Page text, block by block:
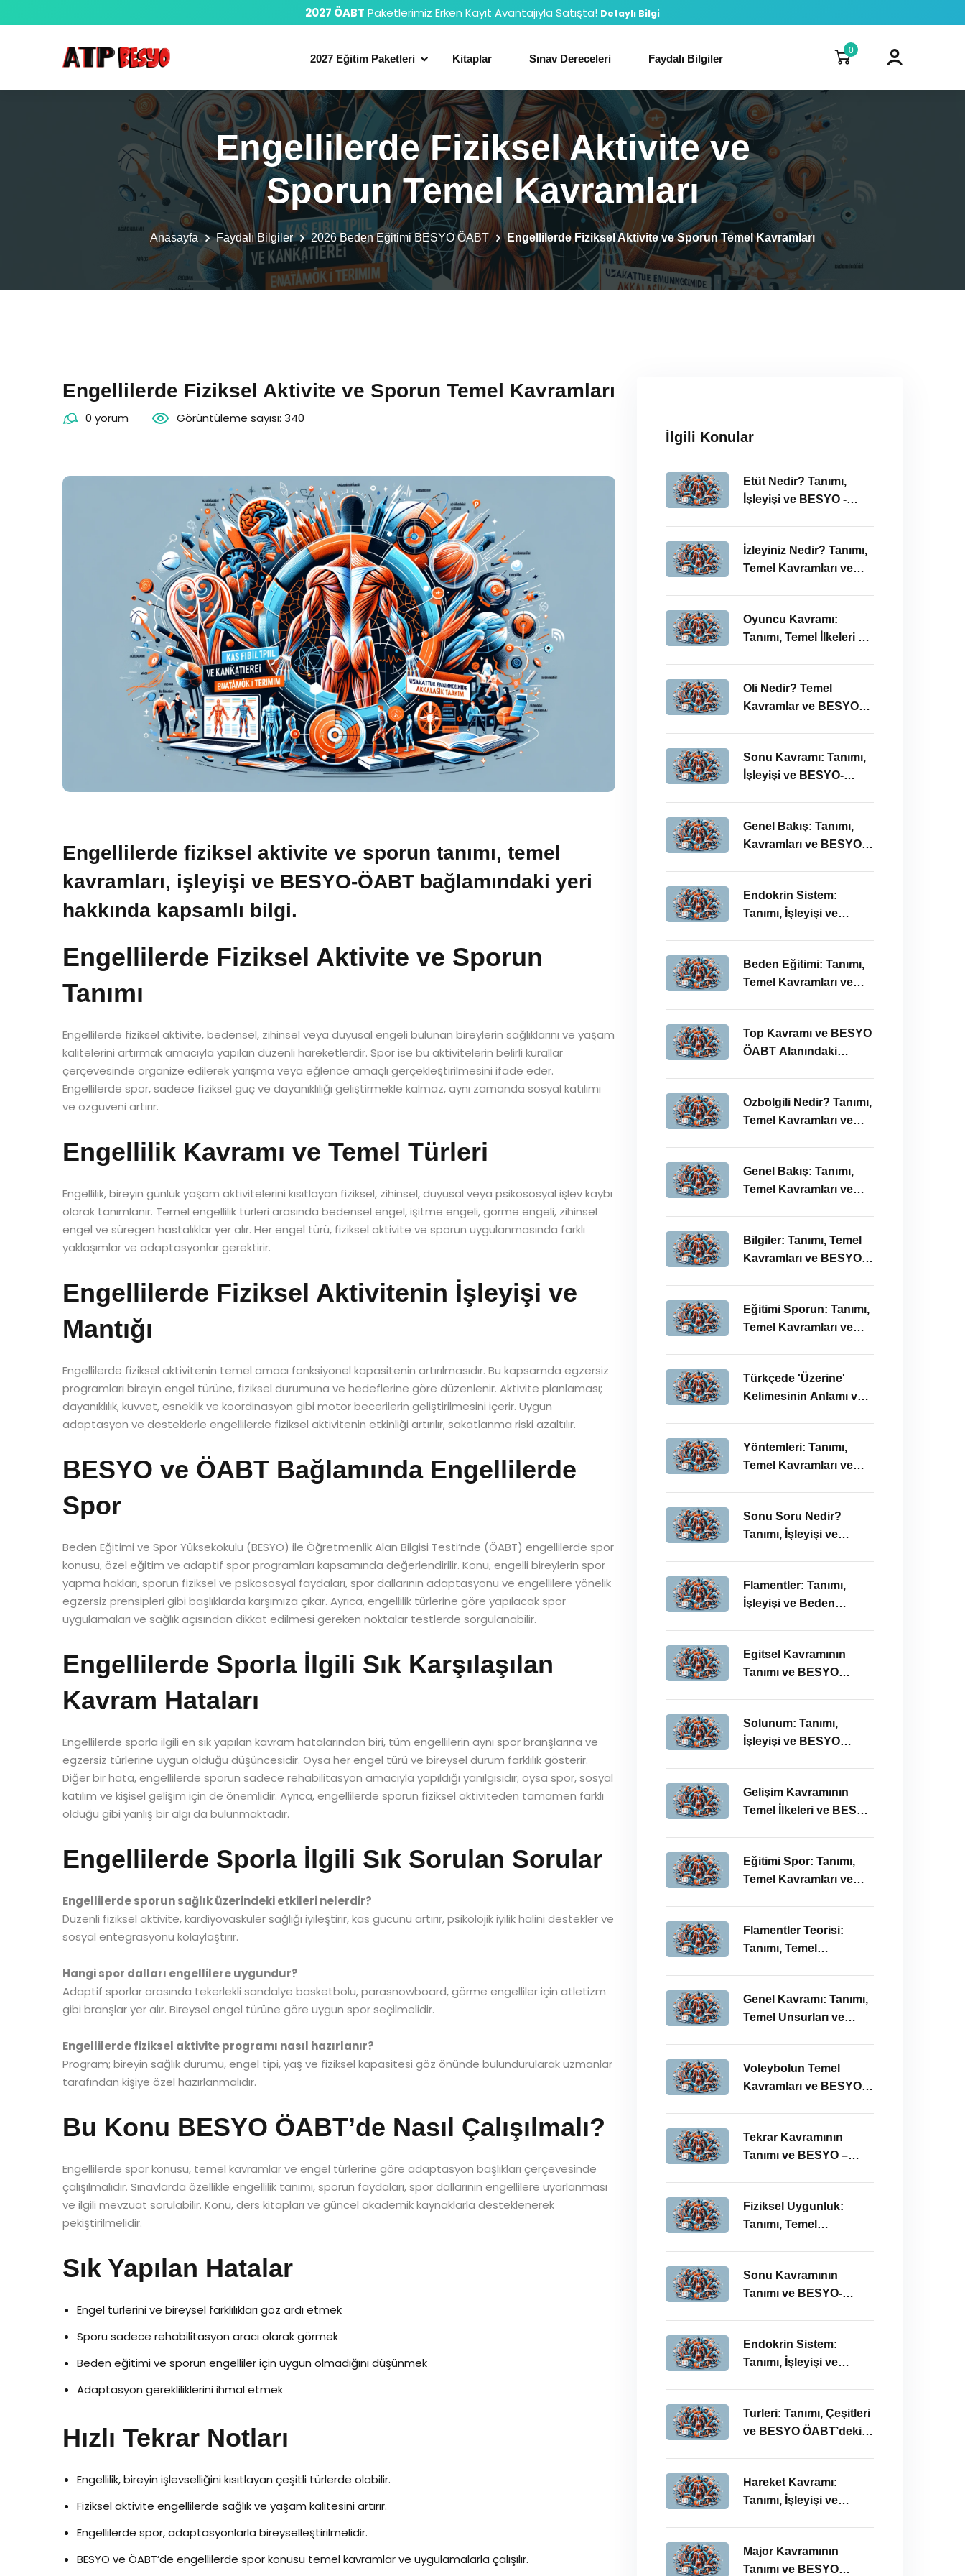
2027 ÖABT Paketlerimiz Erken Kayıt Avantajıyla Satışta! Detaylı Bilgi
2027 Eğitim Paketleri Kitaplar Sınav Dereceleri Faydalı Bilgiler
0
Engellilerde Fiziksel Aktivite ve
Sporun Temel Kavramları
Anasayfa Faydalı Bilgiler 2026 Beden Eğitimi BESYO ÖABT Engellilerde Fiziksel Aktivite ve Sporun Temel Kavramları
Engellilerde Fiziksel Aktivite ve Sporun Temel Kavramları
0 yorum Görüntüleme sayısı: 340
Engellilerde fiziksel aktivite ve sporun tanımı, temel
kavramları, işleyişi ve BESYO-ÖABT bağlamındaki yeri
hakkında kapsamlı bilgi.
Engellilerde Fiziksel Aktivite ve Sporun
Tanımı
Engellilerde fiziksel aktivite, bedensel, zihinsel veya duyusal engeli bulunan bireylerin sağlıklarını ve yaşam
kalitelerini artırmak amacıyla yapılan düzenli hareketlerdir. Spor ise bu aktivitelerin belirli kurallar
çerçevesinde organize edilerek yarışma veya eğlence amaçlı gerçekleştirilmesini ifade eder.
Engellilerde spor, sadece fiziksel güç ve dayanıklılığı geliştirmekle kalmaz, aynı zamanda sosyal katılımı
ve özgüveni artırır.
Engellilik Kavramı ve Temel Türleri
Engellilik, bireyin günlük yaşam aktivitelerini kısıtlayan fiziksel, zihinsel, duyusal veya psikososyal işlev kaybı
olarak tanımlanır. Temel engellilik türleri arasında bedensel engel, işitme engeli, görme engeli, zihinsel
engel ve süregen hastalıklar yer alır. Her engel türü, fiziksel aktivite ve sporun uygulanmasında farklı
yaklaşımlar ve adaptasyonlar gerektirir.
Engellilerde Fiziksel Aktivitenin İşleyişi ve
Mantığı
Engellilerde fiziksel aktivitenin temel amacı fonksiyonel kapasitenin artırılmasıdır. Bu kapsamda egzersiz
programları bireyin engel türüne, fiziksel durumuna ve hedeflerine göre düzenlenir. Aktivite planlaması;
dayanıklılık, kuvvet, esneklik ve koordinasyon gibi motor becerilerin geliştirilmesini içerir. Uygun
adaptasyon ve desteklerle engellilerde fiziksel aktivitenin etkinliği artırılır, sakatlanma riski azaltılır.
BESYO ve ÖABT Bağlamında Engellilerde
Spor
Beden Eğitimi ve Spor Yüksekokulu (BESYO) ile Öğretmenlik Alan Bilgisi Testi’nde (ÖABT) engellilerde spor
konusu, özel eğitim ve adaptif spor programları kapsamında değerlendirilir. Konu, engelli bireylerin spor
yapma hakları, sporun fiziksel ve psikososyal faydaları, spor dallarının adaptasyonu ve engellilere yönelik
egzersiz prensipleri gibi başlıklarda karşımıza çıkar. Ayrıca, engellilik türlerine göre yapılacak spor
uygulamaları ve sağlık açısından dikkat edilmesi gereken noktalar testlerde sorgulanabilir.
Engellilerde Sporla İlgili Sık Karşılaşılan
Kavram Hataları
Engellilerde sporla ilgili en sık yapılan kavram hatalarından biri, tüm engellilerin aynı spor branşlarına ve
egzersiz türlerine uygun olduğu düşüncesidir. Oysa her engel türü ve bireysel durum farklılık gösterir.
Diğer bir hata, engellilerde sporun sadece rehabilitasyon amacıyla yapıldığı yanılgısıdır; oysa spor, sosyal
katılım ve kişisel gelişim için de önemlidir. Ayrıca, engellilerde sporun fiziksel aktiviteden tamamen farklı
olduğu gibi yanlış bir algı da bulunmaktadır.
Engellilerde Sporla İlgili Sık Sorulan Sorular
Engellilerde sporun sağlık üzerindeki etkileri nelerdir?
Düzenli fiziksel aktivite, kardiyovasküler sağlığı iyileştirir, kas gücünü artırır, psikolojik iyilik halini destekler ve
sosyal entegrasyonu kolaylaştırır.
Hangi spor dalları engellilere uygundur?
Adaptif sporlar arasında tekerlekli sandalye basketbolu, parasnowboard, görme engelliler için atletizm
gibi branşlar yer alır. Bireysel engel türüne göre uygun spor seçilmelidir.
Engellilerde fiziksel aktivite programı nasıl hazırlanır?
Program; bireyin sağlık durumu, engel tipi, yaş ve fiziksel kapasitesi göz önünde bulundurularak uzmanlar
tarafından kişiye özel hazırlanmalıdır.
Bu Konu BESYO ÖABT’de Nasıl Çalışılmalı?
Engellilerde spor konusu, temel kavramlar ve engel türlerine göre adaptasyon başlıkları çerçevesinde
çalışılmalıdır. Sınavlarda özellikle engellilik tanımı, sporun faydaları, spor dallarının engellilere uyarlanması
ve ilgili mevzuat sorulabilir. Konu, ders kitapları ve güncel akademik kaynaklarla desteklenerek
pekiştirilmelidir.
Sık Yapılan Hatalar
Engel türlerini ve bireysel farklılıkları göz ardı etmek
Sporu sadece rehabilitasyon aracı olarak görmek
Beden eğitimi ve sporun engelliler için uygun olmadığını düşünmek
Adaptasyon gerekliliklerini ihmal etmek
Hızlı Tekrar Notları
Engellilik, bireyin işlevselliğini kısıtlayan çeşitli türlerde olabilir.
Fiziksel aktivite engellilerde sağlık ve yaşam kalitesini artırır.
Engellilerde spor, adaptasyonlarla bireyselleştirilmelidir.
BESYO ve ÖABT’de engellilerde spor konusu temel kavramlar ve uygulamalarla çalışılır.
İlgili Konular
Etüt Nedir? Tanımı,
İşleyişi ve BESYO -
İzleyiniz Nedir? Tanımı,
Temel Kavramları ve
Oyuncu Kavramı:
Tanımı, Temel İlkeleri ve
Oli Nedir? Temel
Kavramlar ve BESYO
Sonu Kavramı: Tanımı,
İşleyişi ve BESYO-
Genel Bakış: Tanımı,
Kavramları ve BESYO
Endokrin Sistem:
Tanımı, İşleyişi ve
Beden Eğitimi: Tanımı,
Temel Kavramları ve
Top Kavramı ve BESYO
ÖABT Alanındaki
Ozbolgili Nedir? Tanımı,
Temel Kavramları ve
Genel Bakış: Tanımı,
Temel Kavramları ve
Bilgiler: Tanımı, Temel
Kavramları ve BESYO
Eğitimi Sporun: Tanımı,
Temel Kavramları ve
İncelenmesi
Türkçede 'Üzerine'
Kelimesinin Anlamı ve
ÖABT İlişkisi
Yöntemleri: Tanımı,
Temel Kavramları ve
Sonu Soru Nedir?
Tanımı, İşleyişi ve
Flamentler: Tanımı,
İşleyişi ve Beden
Egitsel Kavramının
Tanımı ve BESYO
Solunum: Tanımı,
İşleyişi ve BESYO
Gelişim Kavramının
Temel İlkeleri ve BESYO
Eğitimi Spor: Tanımı,
Temel Kavramları ve
Flamentler Teorisi:
Tanımı, Temel
Önemi
Genel Kavramı: Tanımı,
Temel Unsurları ve
Voleybolun Temel
Kavramları ve BESYO
Tekrar Kavramının
Tanımı ve BESYO –
Fiziksel Uygunluk:
Tanımı, Temel
Önemi
Sonu Kavramının
Tanımı ve BESYO-
Endokrin Sistem:
Tanımı, İşleyişi ve
Turleri: Tanımı, Çeşitleri
ve BESYO ÖABT’deki
Hareket Kavramı:
Tanımı, İşleyişi ve
Major Kavramının
Tanımı ve BESYO